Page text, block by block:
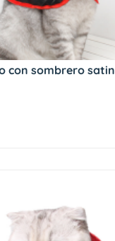
con sombrero satin